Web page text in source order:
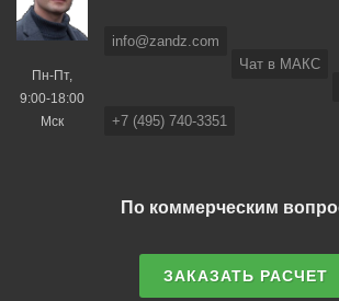
Пн-Пт,
9:00-18:00
Мск
info@zandz.com
Чат в МАКС
+7 (495) 740-3351
По коммерческим
ЗАКАЗАТЬ РАСЧЕТ